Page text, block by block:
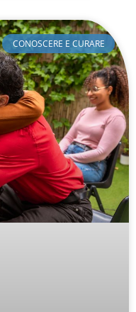
CONOSCERE E CURARE